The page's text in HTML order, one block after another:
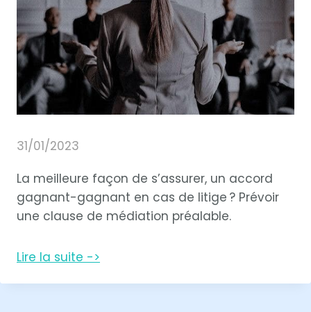
31/01/2023
La meilleure façon de s’assurer, un accord
gagnant-gagnant en cas de litige ? Prévoir
une clause de médiation préalable.
Lire la suite ->